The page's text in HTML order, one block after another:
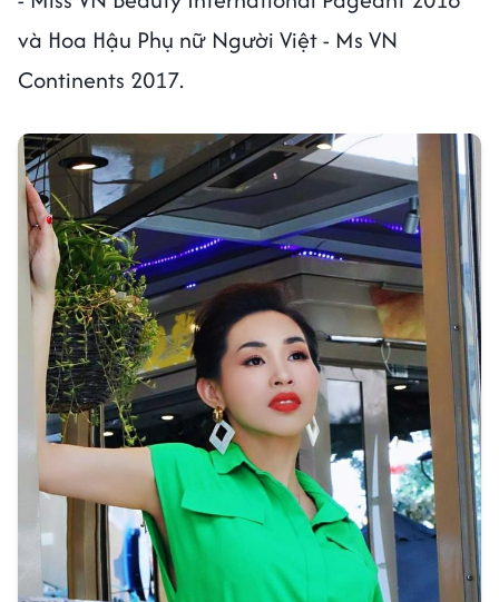
và Hoa Hậu Phụ nữ Người Việt - Ms VN
Continents 2017.